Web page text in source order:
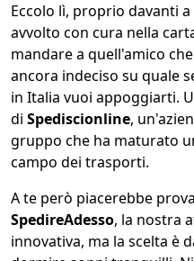
Eccolo lì, proprio davanti
avvolto con cura nella
mandare a quell'amico
ancora indeciso su quale
in Italia vuoi appoggiarti.
di Spediscionline,
gruppo che ha maturato
campo dei trasporti.
A te però piacerebbe
SpedireAdesso, la nostra
innovativa, ma la scelta è